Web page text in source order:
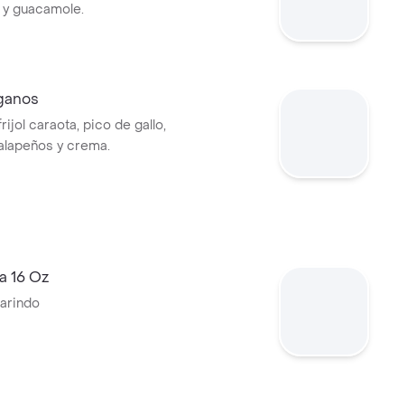
guacamole.
caraota, pico de gallo,
y crema.
16 Oz